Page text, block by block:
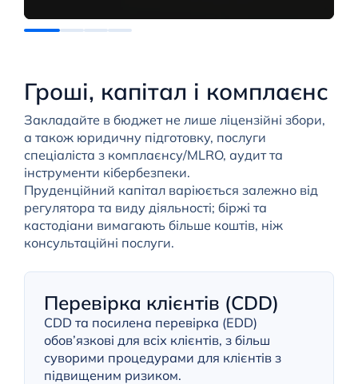
Гроші, капітал і комплаєнс
Закладайте в бюджет не лише ліцензійні збори,
а також юридичну підготовку, послуги
спеціаліста з комплаєнсу/MLRO, аудит та
інструменти кібербезпеки.
Пруденційний капітал варіюється залежно від
регулятора та виду діяльності; біржі та
кастодіани вимагають більше коштів, ніж
консультаційні послуги.
Перевірка клієнтів (CDD)
CDD та посилена перевірка (EDD)
обов’язкові для всіх клієнтів, з більш
суворими процедурами для клієнтів з
підвищеним ризиком.